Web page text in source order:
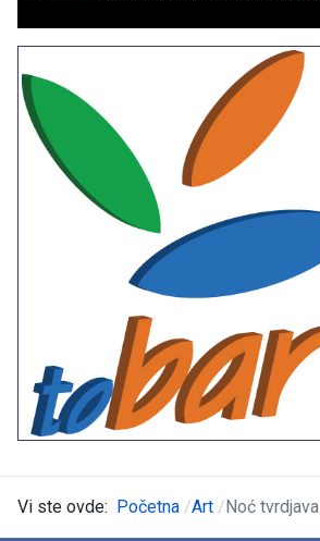
Vi ste ovde: Početna Art Noć tvrdjava